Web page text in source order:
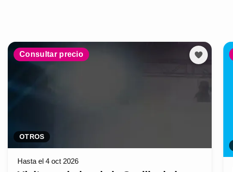
Consultar precio
OTROS
Hasta el 4 oct 2026